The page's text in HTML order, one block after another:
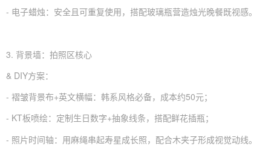
- 电子蜡烛：安全且可重复使用，搭配玻璃瓶营造烛光晚餐既视感。
3. 背景墙：拍照区核心
& DIY方案：
- 褶皱背景布+英文横幅：韩系风格必备，成本约50元；
- KT板喷绘：定制生日数字+抽象线条，搭配鲜花插瓶；
- 照片时间轴：用麻绳串起寿星成长照，配合木夹子形成视觉动线。